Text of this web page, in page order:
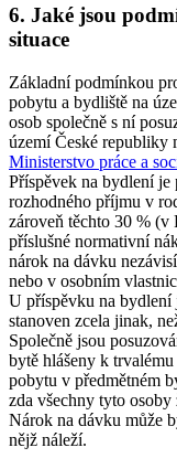
6. Jaké jsou
situace
Základní podmínkou
pobytu a bydliště na
osob společně s ní
území České republiky
Ministerstvo práce a
Příspěvek na bydlení
rozhodného příjmu v
zároveň těchto 30 % (v
příslušné normativní
nárok na dávku
nebo v osobním
U příspěvku na bydlení
stanoven zcela jinak,
Společně jsou
bytě hlášeny k
pobytu v předmětném
zda všechny tyto
Nárok na dávku může
nějž náleží.